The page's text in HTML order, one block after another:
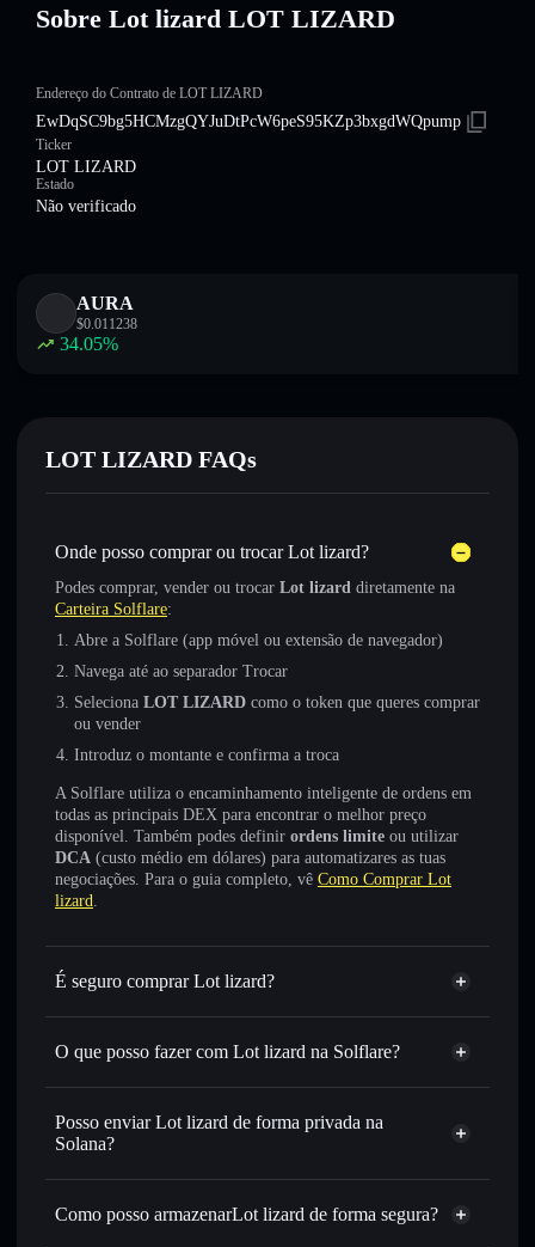
Sobre Lot lizard LOT LIZARD
Endereço do Contrato de LOT LIZARD
EwDqSC9bg5HCMzgQYJuDtPcW6peS95KZp3bxgdWQpump
Ticker
LOT LIZARD
Estado
Não verificado
AURA
$0.011238
34.05%
LOT LIZARD FAQs
Onde posso comprar ou trocar Lot lizard?
Podes comprar, vender ou trocar Lot lizard diretamente na
Carteira Solflare:
Abre a Solflare (app móvel ou extensão de navegador)
Navega até ao separador Trocar
Seleciona LOT LIZARD como o token que queres comprar
ou vender
Introduz o montante e confirma a troca
A Solflare utiliza o encaminhamento inteligente de ordens em
todas as principais DEX para encontrar o melhor preço
disponível. Também podes definir ordens limite ou utilizar
DCA (custo médio em dólares) para automatizares as tuas
negociações. Para o guia completo, vê Como Comprar Lot
lizard.
É seguro comprar Lot lizard?
Lot lizard não está verificado
O que posso fazer com Lot lizard na Solflare?
Lot lizard
Carteira Solflare
Trocar instantaneamente — trocar LOT LIZARD por
SOL, USDC ou milhares de outros tokens Solana com
melhor preço disponível
Definir ordens limite— automatizar transações ao teu
Posso enviar Lot lizard de forma privada na
Solana?
Agregador de Privacidade
Como posso armazenarLot lizard de forma segura?